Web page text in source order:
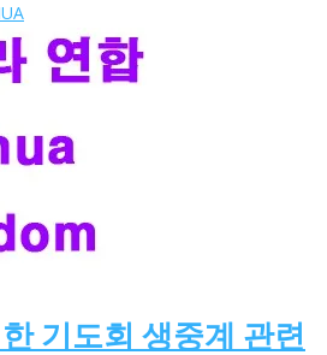
기도회 생중계 관련